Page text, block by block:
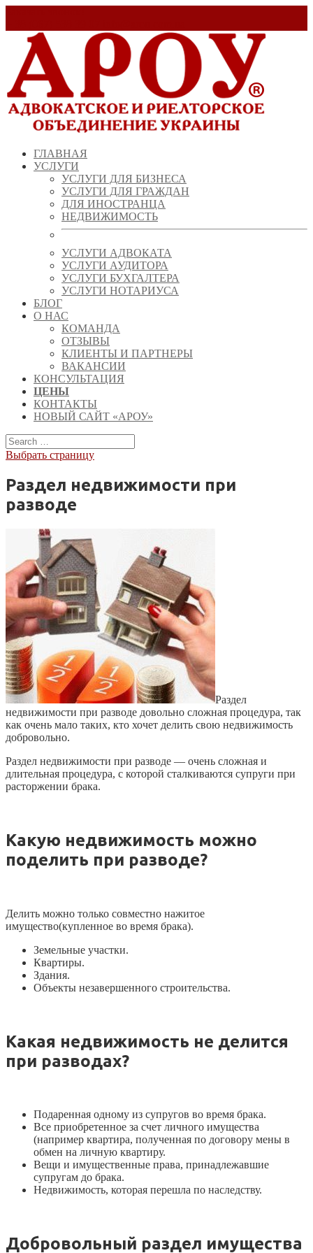
ГЛАВНАЯ
УСЛУГИ
УСЛУГИ ДЛЯ БИЗНЕСА
УСЛУГИ ДЛЯ ГРАЖДАН
ДЛЯ ИНОСТРАНЦА
НЕДВИЖИМОСТЬ
УСЛУГИ АДВОКАТА
УСЛУГИ АУДИТОРА
УСЛУГИ БУХГАЛТЕРА
УСЛУГИ НОТАРИУСА
БЛОГ
О НАС
КОМАНДА
ОТЗЫВЫ
КЛИЕНТЫ И ПАРТНЕРЫ
ВАКАНСИИ
КОНСУЛЬТАЦИЯ
ЦЕНЫ
КОНТАКТЫ
НОВЫЙ САЙТ «АРОУ»
Выбрать страницу
Раздел недвижимости при
разводе
Раздел
недвижимости при разводе довольно сложная процедура, так
как очень мало таких, кто хочет делить свою недвижимость
добровольно.
Раздел недвижимости при разводе — очень сложная и
длительная процедура, с которой сталкиваются супруги при
расторжении брака.
Какую недвижимость можно
поделить при разводе?
Делить можно только совместно нажитое
имущество(купленное во время брака).
Земельные участки.
Квартиры.
Здания.
Объекты незавершенного строительства.
Какая недвижимость не делится
при разводах?
Подаренная одному из супругов во время брака.
Все приобретенное за счет личного имущества
(например квартира, полученная по договору мены в
обмен на личную квартиру.
Вещи и имущественные права, принадлежавшие
супругам до брака.
Недвижимость, которая перешла по наследству.
Добровольный раздел имущества